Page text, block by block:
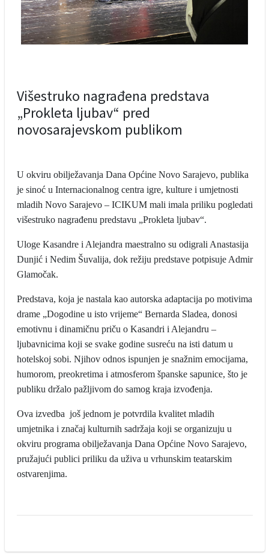
Višestruko nagrađena predstava
„Prokleta ljubav“ pred
novosarajevskom publikom
U okviru obilježavanja Dana Općine Novo Sarajevo, publika
je sinoć u Internacionalnog centra igre, kulture i umjetnosti
mladih Novo Sarajevo – ICIKUM mali imala priliku pogledati
višestruko nagrađenu predstavu „Prokleta ljubav“.
Uloge Kasandre i Alejandra maestralno su odigrali Anastasija
Dunjić i Nedim Šuvalija, dok režiju predstave potpisuje Admir
Glamočak.
Predstava, koja je nastala kao autorska adaptacija po motivima
drame „Dogodine u isto vrijeme“ Bernarda Sladea, donosi
emotivnu i dinamičnu priču o Kasandri i Alejandru –
ljubavnicima koji se svake godine susreću na isti datum u
hotelskoj sobi. Njihov odnos ispunjen je snažnim emocijama,
humorom, preokretima i atmosferom španske sapunice, što je
publiku držalo pažljivom do samog kraja izvođenja.
Ova izvedba još jednom je potvrdila kvalitet mladih
umjetnika i značaj kulturnih sadržaja koji se organizuju u
okviru programa obilježavanja Dana Općine Novo Sarajevo,
pružajući publici priliku da uživa u vrhunskim teatarskim
ostvarenjima.